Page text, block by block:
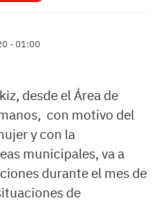
- 01:00
desde el Área de
con motivo del
y con la
municipales, va a
durante el mes de
de